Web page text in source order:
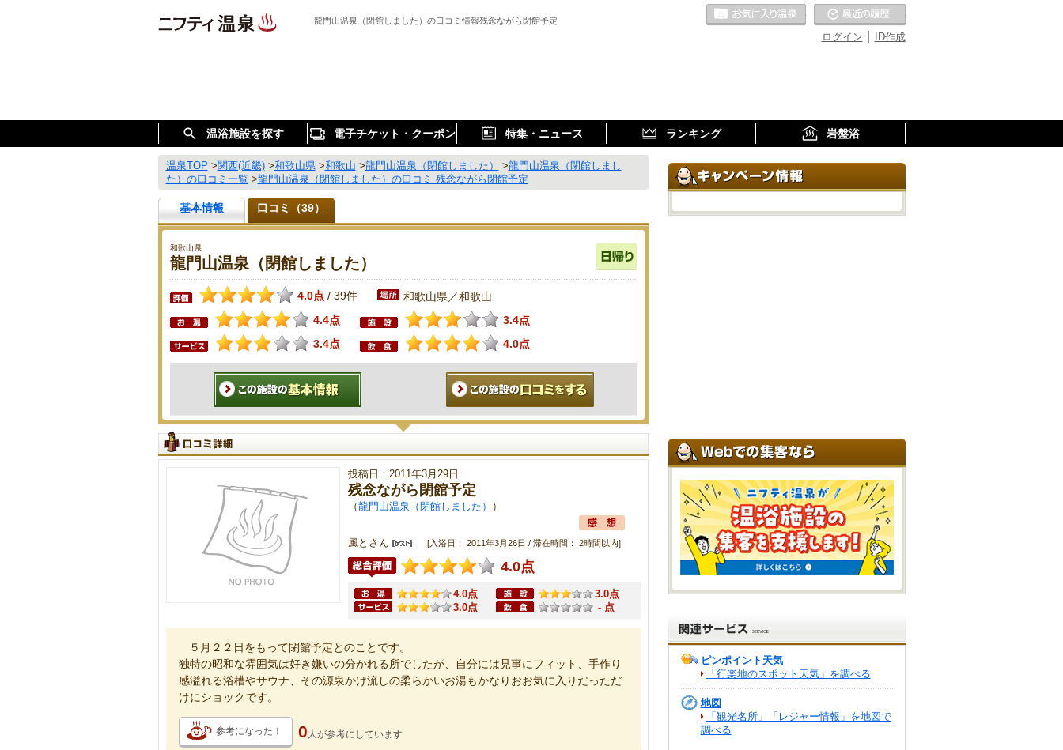
龍門山温泉（閉館しました）の口コミ情報残念ながら閉館予定
ID作成
ログイン
お気に入りの温泉
温浴施設を探す 電子チケット・クーポン 特集・ニュース ランキング 岩盤浴
温泉TOP >関西(近畿)>和歌山県>和歌山 >龍門山温泉（閉館しました） >龍門山温泉（閉館しまし
た）の口コミ一覧 >龍門山温泉（閉館しました）の口コミ 残念ながら閉館予定
基本情報 口コミ（39）
和歌山県
龍門山温泉（閉館しました）
4.0点 / 39件 和歌山県／和歌山
4.4点
3.4点
3.4点
4.0点
投稿日：2011年3月29日
残念ながら閉館予定
（龍門山温泉（閉館しました） ）
風とさん [入浴日： 2011年3月26日 / 滞在時間： 2時間以内]
4.0点
4.0点
3.0点
3.0点
- 点
５月２２日をもって閉館予定とのことです。
独特の昭和な雰囲気は好き嫌いの分かれる所でしたが、自分には見事にフィット、手作り
感溢れる浴槽やサウナ、その源泉かけ流しの柔らかいお湯もかなりおお気に入りだっただ
けにショックです。
参考になった！ 0 人が参考にしています
ピンポイント天気
「行楽地のスポット天気」を調べる
地図
「観光名所」「レジャー情報」を地図で
調べる